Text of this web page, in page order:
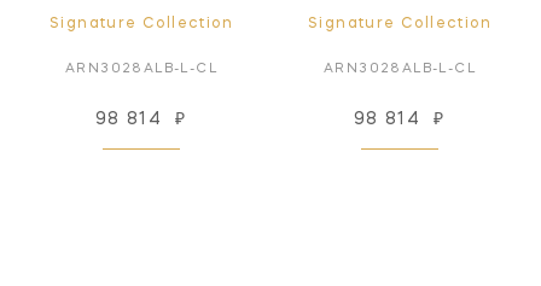
Signature Collection
ARN3028ALB-L-CL
98 814 ₽
Signature Collection
ARN3028ALB-L-CL
98 814 ₽